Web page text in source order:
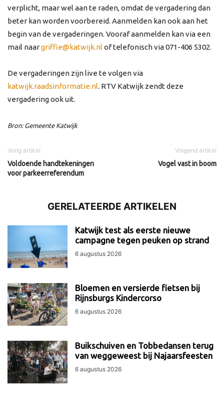
verplicht, maar wel aan te raden, omdat de vergadering dan
beter kan worden voorbereid. Aanmelden kan ook aan het
begin van de vergaderingen. Vooraf aanmelden kan via een
mail naargriffie@katwijk.nlof telefonisch via 071-406 5302.
De vergaderingen zijn live te volgen via
katwijk.raadsinformatie.nl. RTV Katwijk zendt deze
vergadering ook uit.
Bron: Gemeente Katwijk
Vorig artikel
Voldoende handtekeningen
voor parkeerreferendum
Volgend artikel
Vogel vast in boom
GERELATEERDE ARTIKELEN
Katwijk test als eerste nieuwe
campagne tegen peuken op strand
6 augustus 2026
Bloemen en versierde fietsen bij
Rijnsburgs Kindercorso
6 augustus 2026
Buikschuiven en Tobbedansen terug
van weggeweest bij Najaarsfeesten
6 augustus 2026